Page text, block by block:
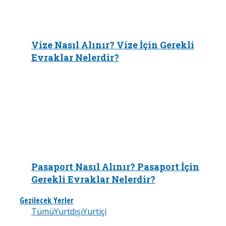
Vize Nasıl Alınır? Vize İçin Gerekli
Evraklar Nelerdir?
Pasaport Nasıl Alınır? Pasaport İçin
Gerekli Evraklar Nelerdir?
Gezilecek Yerler
TümüYurtdışıYurtiçi